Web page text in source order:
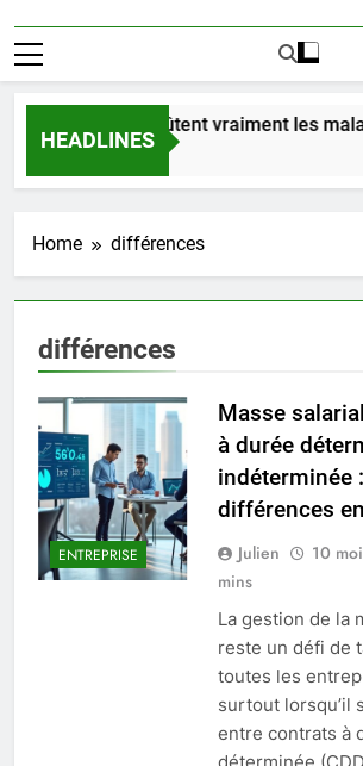
HEADLINES
Combien coûtent vraiment les
2 Jours Ago
Home différences
différences
ENTREPRISE
Masse
à durée
indéterminée
différences
Julien 10
mins
La gestion de la
reste un défi de
toutes les
surtout lorsqu’il
entre contrats à